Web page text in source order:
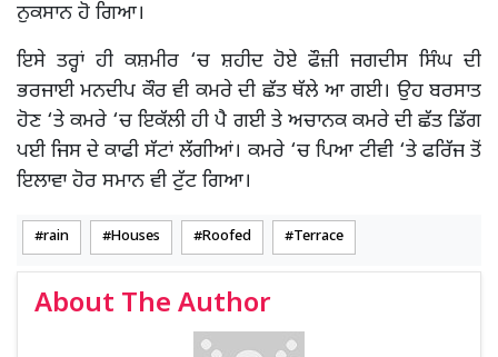
ਨੁਕਸਾਨ ਹੋ ਗਿਆ।
ਇਸੇ ਤਰ੍ਹਾਂ ਹੀ ਕਸ਼ਮੀਰ ‘ਚ ਸ਼ਹੀਦ ਹੋਏ ਫੌਜ਼ੀ ਜਗਦੀਸ ਸਿੰਘ ਦੀ
ਭਰਜਾਈ ਮਨਦੀਪ ਕੌਰ ਵੀ ਕਮਰੇ ਦੀ ਛੱਤ ਥੱਲੇ ਆ ਗਈ। ਉਹ ਬਰਸਾਤ
ਹੋਣ ‘ਤੇ ਕਮਰੇ ‘ਚ ਇਕੱਲੀ ਹੀ ਪੈ ਗਈ ਤੇ ਅਚਾਨਕ ਕਮਰੇ ਦੀ ਛੱਤ ਡਿੱਗ
ਪਈ ਜਿਸ ਦੇ ਕਾਫੀ ਸੱਟਾਂ ਲੱਗੀਆਂ। ਕਮਰੇ ‘ਚ ਪਿਆ ਟੀਵੀ ‘ਤੇ ਫਰਿੱਜ ਤੋਂ
ਇਲਾਵਾ ਹੋਰ ਸਮਾਨ ਵੀ ਟੁੱਟ ਗਿਆ।
rain Houses Roofed Terrace
About The Author